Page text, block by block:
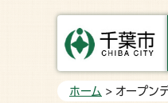
ホーム > オープン